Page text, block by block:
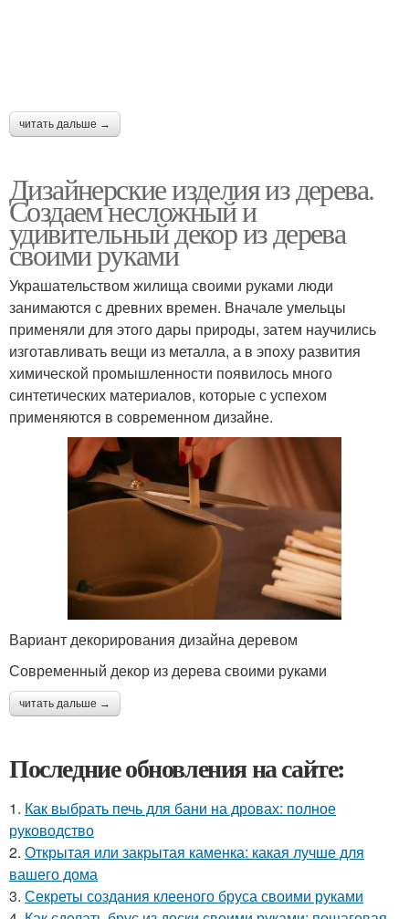
читать дальше →
Дизайнерские изделия из дерева.
Создаем несложный и
удивительный декор из дерева
своими руками
Украшательством жилища своими руками люди
занимаются с древних времен. Вначале умельцы
применяли для этого дары природы, затем научились
изготавливать вещи из металла, а в эпоху развития
химической промышленности появилось много
синтетических материалов, которые с успехом
применяются в современном дизайне.
Вариант декорирования дизайна деревом
Современный декор из дерева своими руками
читать дальше →
Последние обновления на сайте:
1. Как выбрать печь для бани на дровах: полное
руководство
2. Открытая или закрытая каменка: какая лучше для
вашего дома
3. Секреты создания клееного бруса своими руками